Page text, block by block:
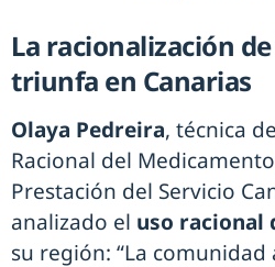
La racionalización
triunfa en Canarias
Olaya Pedreira, técnica
Racional del
Prestación del Servicio
analizado el uso racional
su región: “La comunidad